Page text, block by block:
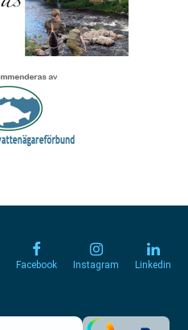
Facebook Instagram Linkedin